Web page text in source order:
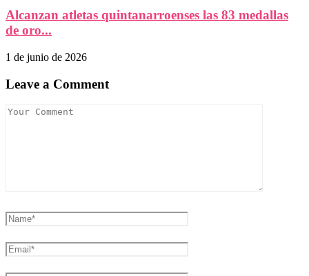
Alcanzan atletas quintanarroenses las 83 medallas
de oro...
1 de junio de 2026
Leave a Comment